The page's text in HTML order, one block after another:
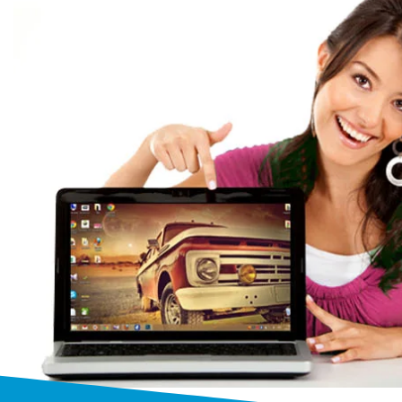
Бесплатный
Выезжаем к заказчику бесплатно
от 1 часа
на дом или в офис